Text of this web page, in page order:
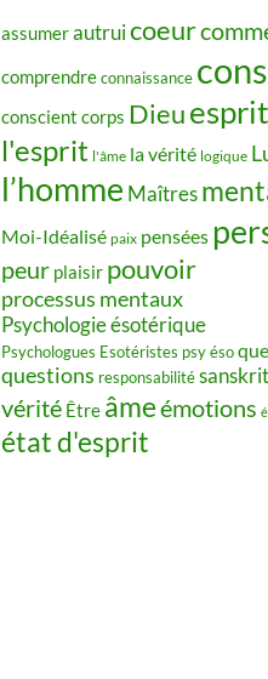
assumerautruicoeur
comprendreconnaissance
conscient corps Dieuesprit
l'esprit l'âme la vérité logique
l’homme Maîtres
Moi-Idéalisé paix pensées
peur plaisir pouvoir
processus mentaux
Psychologie ésotérique
Psychologues Esotéristes psy éso
questions responsabilitésanskrit
vérité Être âmeémotions
état d'esprit